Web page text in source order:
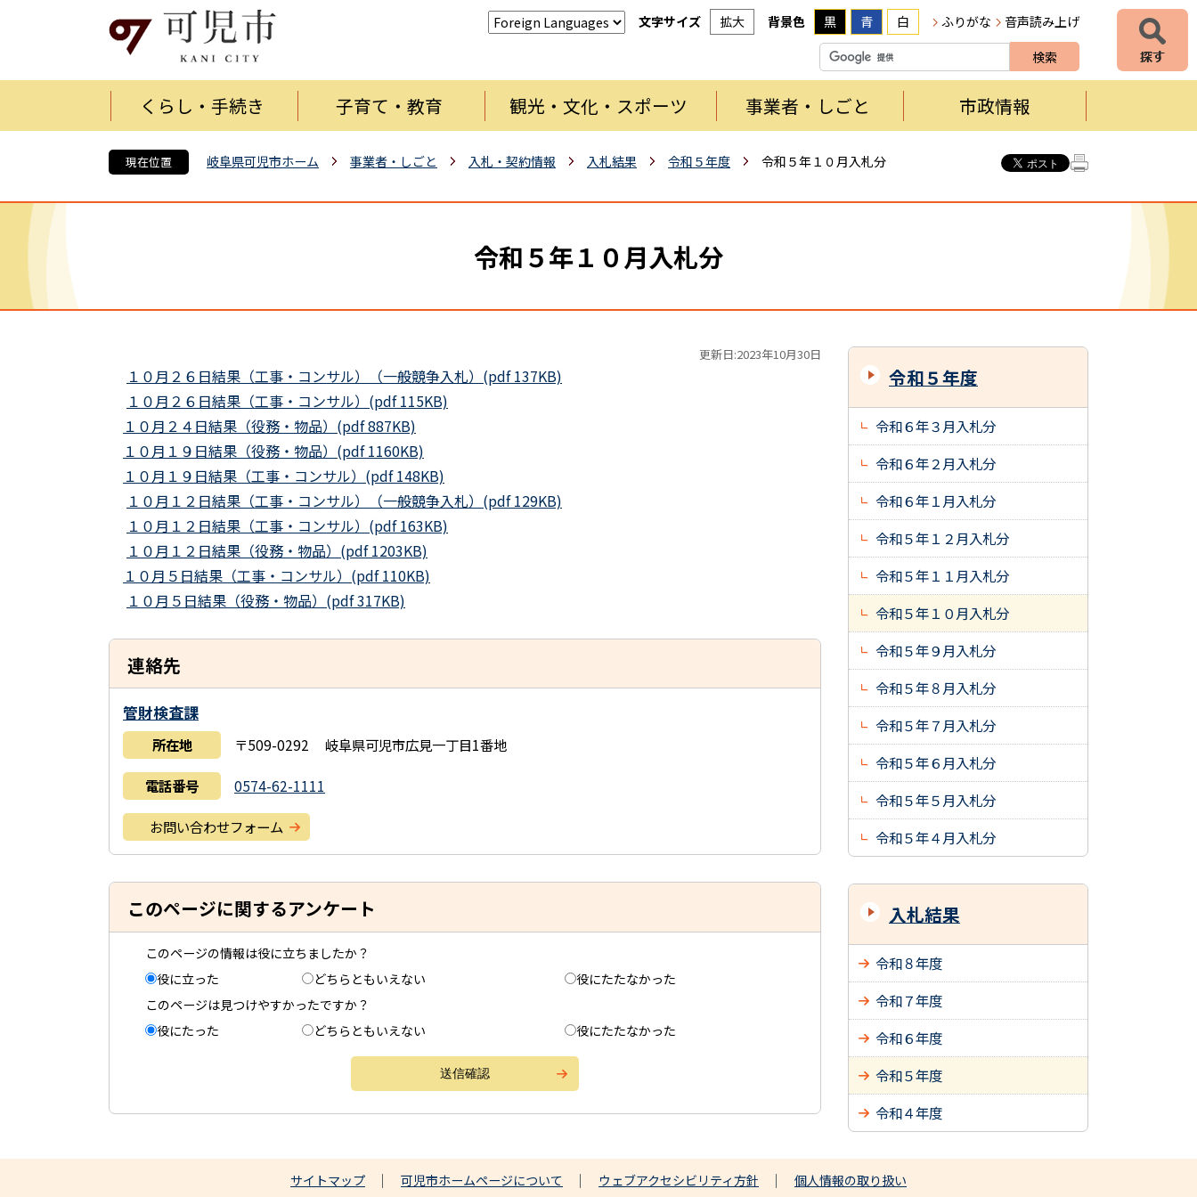
文字サイズ 拡大 背景色 黒 青 白 ふりがな 音声読み上げ
くらし・手続き 子育て・教育 観光・文化・スポーツ 事業者・しごと 市政情報
現在位置 岐阜県可児市ホーム 事業者・しごと 入札・契約情報 入札結果 令和５年度 令和５年１０月入札分
令和５年１０月入札分
更新日:2023年10月30日
１０月２６日結果（工事・コンサル）（一般競争入札）(pdf 137KB)
１０月２６日結果（工事・コンサル）(pdf 115KB)
１０月２４日結果（役務・物品）(pdf 887KB)
１０月１９日結果（役務・物品）(pdf 1160KB)
１０月１９日結果（工事・コンサル）(pdf 148KB)
１０月１２日結果（工事・コンサル）（一般競争入札）(pdf 129KB)
１０月１２日結果（工事・コンサル）(pdf 163KB)
１０月１２日結果（役務・物品）(pdf 1203KB)
１０月５日結果（工事・コンサル）(pdf 110KB)
１０月５日結果（役務・物品）(pdf 317KB)
連絡先
管財検査課
所在地 〒509-0292 岐阜県可児市広見一丁目1番地
電話番号 0574-62-1111
お問い合わせフォーム
このページに関するアンケート
このページの情報は役に立ちましたか？
役に立った
どちらともいえない
役にたたなかった
このページは見つけやすかったですか？
役にたった
どちらともいえない 役にたたなかった
令和５年度
令和６年３月入札分
令和６年２月入札分
令和６年１月入札分
令和５年１２月入札分
令和５年１１月入札分
令和５年１０月入札分
令和５年９月入札分
令和５年８月入札分
令和５年７月入札分
令和５年６月入札分
令和５年５月入札分
令和５年４月入札分
入札結果
令和８年度
令和７年度
令和６年度
令和５年度
令和４年度
サイトマップ 可児市ホームページについて ウェブアクセシビリティ方針 個人情報の取り扱い